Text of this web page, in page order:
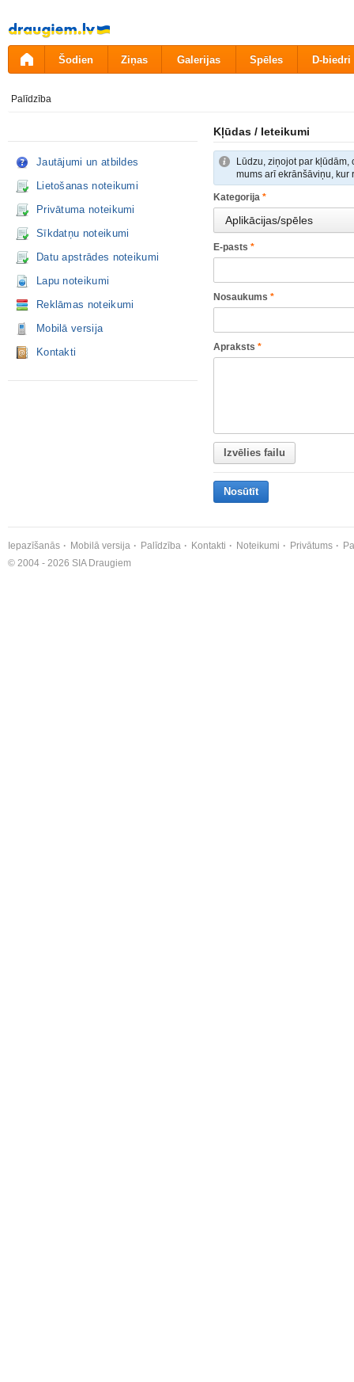
Pāriet
uz
saturu
Šodien Ziņas Galerijas Spēles D-biedri
Palīdzība
Jautājumi un atbildes
Lietošanas noteikumi
Privātuma noteikumi
Sīkdatņu noteikumi
Datu apstrādes noteikumi
Lapu noteikumi
Reklāmas noteikumi
Mobilā versija
Kontakti
Kļūdas / Ieteikumi
Lūdzu, ziņojot par
mums arī ekrānšāviņu, kur
Kategorija *
E-pasts *
Nosaukums *
Apraksts *
Izvēlies failu
Nosūtīt
Iepazīšanās Mobilā versija Palīdzība Kontakti Noteikumi Privātums
© 2004 - 2026 SIA Draugiem